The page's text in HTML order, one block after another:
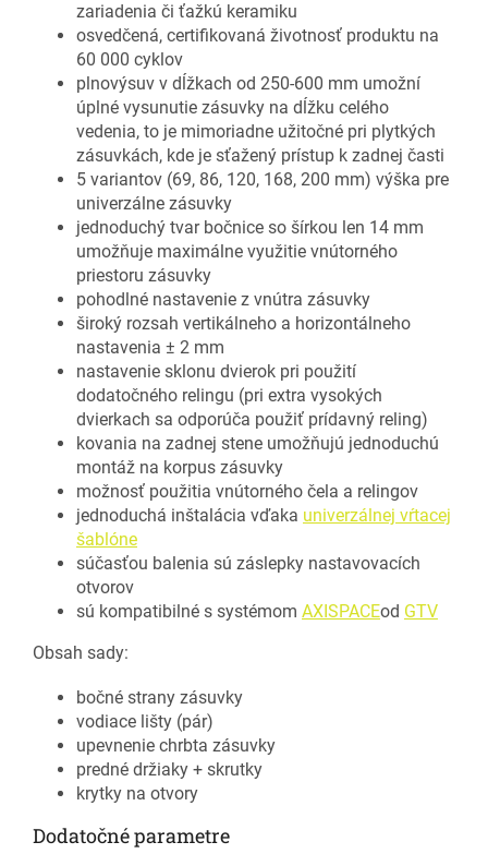
zariadenia či ťažkú keramiku
osvedčená, certifikovaná životnosť produktu na
60 000 cyklov
plnovýsuv v dĺžkach od 250-600 mm umožní
úplné vysunutie zásuvky na dĺžku celého
vedenia, to je mimoriadne užitočné pri plytkých
zásuvkách, kde je sťažený prístup k zadnej časti
5 variantov (69, 86, 120, 168, 200 mm) výška pre
univerzálne zásuvky
jednoduchý tvar bočnice so šírkou len 14 mm
umožňuje maximálne využitie vnútorného
priestoru zásuvky
pohodlné nastavenie z vnútra zásuvky
široký rozsah vertikálneho a horizontálneho
nastavenia ± 2 mm
nastavenie sklonu dvierok pri použití
dodatočného relingu (pri extra vysokých
dvierkach sa odporúča použiť prídavný reling)
kovania na zadnej stene umožňujú jednoduchú
montáž na korpus zásuvky
možnosť použitia vnútorného čela a relingov
jednoduchá inštalácia vďaka univerzálnej vŕtacej
šablóne
súčasťou balenia sú záslepky nastavovacích
otvorov
sú kompatibilné s systémom AXISPACEod GTV
Obsah sady:
bočné strany zásuvky
vodiace lišty (pár)
upevnenie chrbta zásuvky
predné držiaky + skrutky
krytky na otvory
Dodatočné parametre